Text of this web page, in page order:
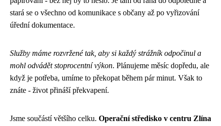
stará se o všechno od komunikace s občany až po vyřizování
úřední dokumentace.
Služby máme rozvržené tak, aby si každý strážník odpočinul a
mohl odvádět stoprocentní výkon. Plánujeme měsíc dopředu, ale
když je potřeba, umíme to překopat během pár minut. Však to
znáte - život přináší překvapení.
Jsme součástí většího celku. Operační středisko v centru Zlína